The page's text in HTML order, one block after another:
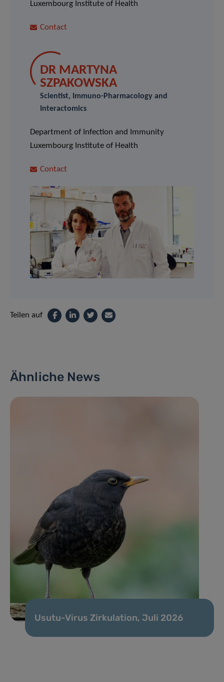
Luxembourg Institute of Health
Contact
DR MARTYNA
SZPAKOWSKA
Scientist, Immuno-Pharmacology and
Interactomics
Department of Infection and Immunity
Luxembourg Institute of Health
Contact
Teilen auf
Ähnliche News
Usutu-Virus Zirkulation, Juli 2026